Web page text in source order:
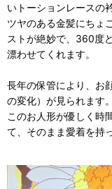
いトーションレースの
ツヤのある金髪にちょ
ストが絶妙で、360度
漂わせてくれます。
長年の保管により、お
の変化）が見られます。
このお人形が優しく時
て、そのまま愛着を持